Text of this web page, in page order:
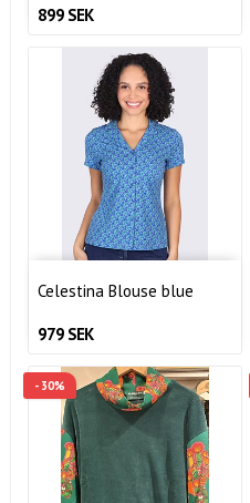
899 SEK
Celestina Blouse blue
979 SEK
- 30%